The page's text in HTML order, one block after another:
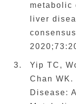
metabolic
liver
Yip TC,
Chan
Disease: